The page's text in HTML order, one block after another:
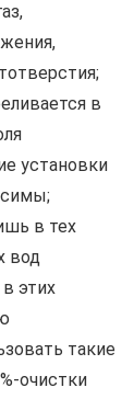
в
установки
в тех
вод
этих
такие
очистки